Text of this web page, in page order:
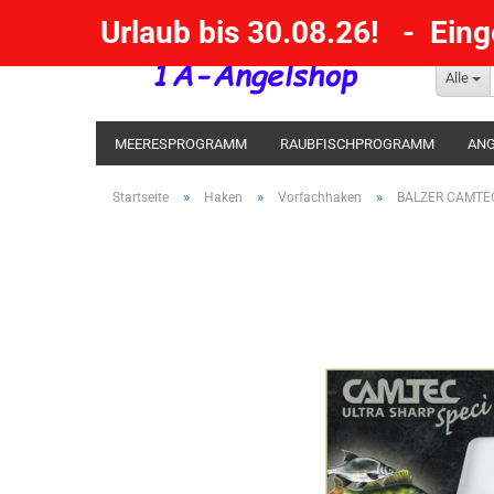
Alle
Urlaub bis 30.08.26! -
MEERESPROGRAMM RAUBFISCHPROGRAMM
KESCHER / SENKE / GAFF POSEN SBIRULINOS
Startseite » Haken » Vorfachhaken » BALZER